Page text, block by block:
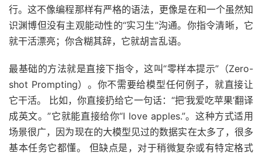
行。这不像编程那样有严格的语法，更像是在和一个虽然知
识渊博但没有主观能动性的“实习生”沟通。你指令清晰，它
就干活漂亮；你含糊其辞，它就胡言乱语。
最基础的方法就是直接下指令，这叫“零样本提示”（Zero-
shot Prompting）。你不需要给模型任何例子，就直接让
它干活。 比如，你直接扔给它一句话：“把‘我爱吃苹果’翻译
成英文。”它就能直接给你“I love apples.”。这种方式适用
场景很广，因为现在的大模型见过的数据实在太多了，很多
基本任务它都懂。 但缺点是，对于稍微复杂或有特定格式